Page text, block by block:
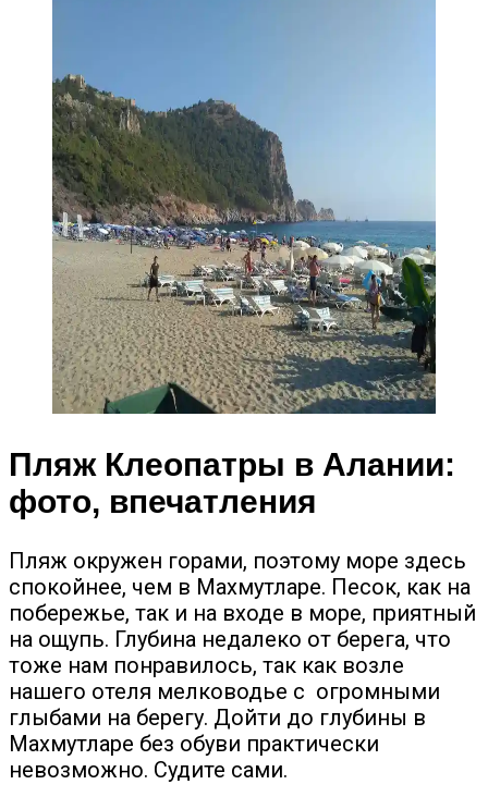
Пляж Клеопатры в Алании:
фото, впечатления
Пляж окружен горами, поэтому море здесь
спокойнее, чем в Махмутларе. Песок, как на
побережье, так и на входе в море, приятный
на ощупь. Глубина недалеко от берега, что
тоже нам понравилось, так как возле
нашего отеля мелководье с огромными
глыбами на берегу. Дойти до глубины в
Махмутларе без обуви практически
невозможно. Судите сами.